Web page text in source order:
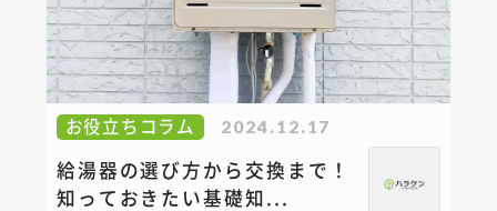
お役立ちコラム 2024.12.17
給湯器の選び方から交換まで！
知っておきたい基礎知...